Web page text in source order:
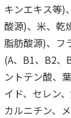
キンエキス等)
酸源)、米、乾
脂肪酸源)、フ
(A、B1、B2、
ントテン酸、
イド、セレン
カルニチン、